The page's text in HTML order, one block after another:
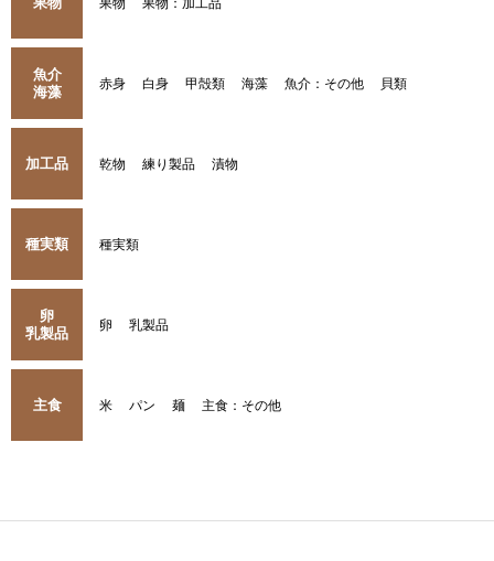
魚介
海藻
赤身 白身 甲殻類 海藻 魚介：その他 貝類
加工品 乾物 練り製品 漬物
種実類 種実類
卵
乳製品
卵 乳製品
主食 米 パン 麺 主食：その他